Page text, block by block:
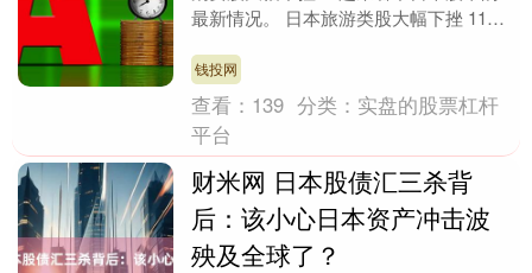
最新情况。 日本旅游类股大幅下挫 11月
一度跌超....
钱投网
查看： 139 分类： 实盘的股票杠杆
平台
财米网 日本股债汇三杀背
后：该小心日本资产冲击波
殃及全球了？